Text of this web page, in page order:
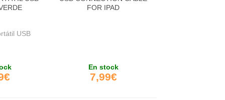
USB
FOR IPAD
En stock
7,99€